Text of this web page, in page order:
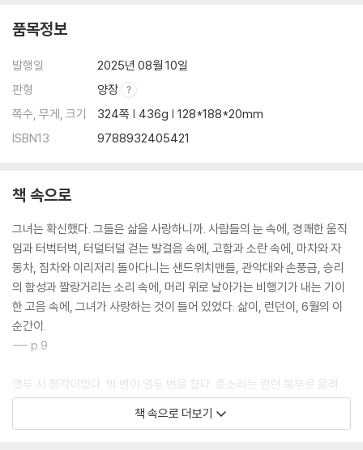
품목정보
발행일
2025년 08월 10일
판형
양장
쪽수, 무게, 크기
324쪽 | 436g | 128*188*20mm
ISBN13
9788932405421
책 속으로
그녀는 확신했다. 그들은 삶을 사랑하니까. 사람들의 눈 속에, 경쾌한 움직
임과 터벅터벅, 터덜터덜 걷는 발걸음 속에, 고함과 소란 속에, 마차와 자
동차, 짐차와 이리저리 돌아다니는 샌드위치맨들, 관악대와 손풍금, 승리
의 함성과 짤랑거리는 소리 속에, 머리 위로 날아가는 비행기가 내는 기이
한 고음 속에, 그녀가 사랑하는 것이 들어 있었다. 삶이, 런던이, 6월의 이
순간이.
--- p.9
열두 시 정각이었다. 빅 벤이 열두 번을 쳤다. 종소리는 런던 북부로 울려
퍼지며 다른 시계의 종소리와 섞였다가 구름과 가느다란 연기들과 얇고 희
미하게 합쳐지더니 저 멀리 바다 갈매기들 사이로 사라졌다―열두 시가
책 속으로 더보기